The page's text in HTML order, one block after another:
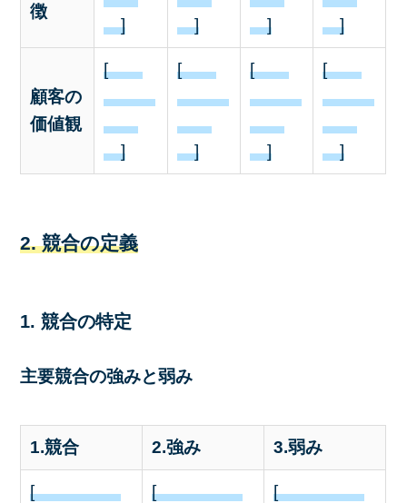
徴
] ] ] ]
顧客の
価値観
[
]
[
]
[
]
[
]
2. 競合の定義
1. 競合の特定
主要競合の強みと弱み
1.競合 2.強み 3.弱み
[ [ [